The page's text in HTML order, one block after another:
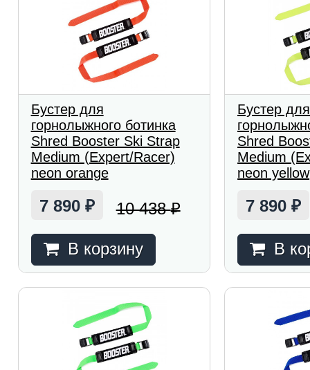
Бустер для
горнолыжного ботинка
Shred Booster Ski Strap
Medium (Expert/Racer)
neon orange
7 890 ₽ 10 438₽
В корзину
Бустер для
Shred
Medium
neon yellow
7 890₽
В